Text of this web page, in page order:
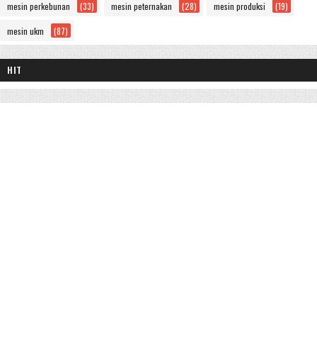
mesin perkebunan (33) mesin peternakan (28) mesin produksi (19)
mesin ukm (87)
HIT